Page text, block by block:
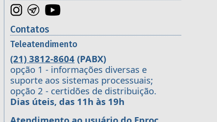
Contatos
Teleatendimento
(21) 3812-8604 (PABX)
opção 1 - informações diversas e
suporte aos sistemas processuais;
opção 2 - certidões de distribuição.
Dias úteis, das 11h às 19h